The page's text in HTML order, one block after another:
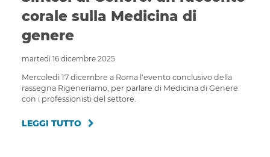
corale sulla Medicina di
genere
martedì 16 dicembre 2025
Mercoledì 17 dicembre a Roma l'evento conclusivo della
rassegna Rigeneriamo, per parlare di Medicina di Genere
con i professionisti del settore. ‌
LEGGI TUTTO